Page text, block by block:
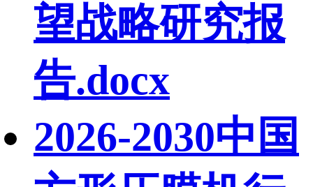
望战略研究报
告.docx
2026-2030中国